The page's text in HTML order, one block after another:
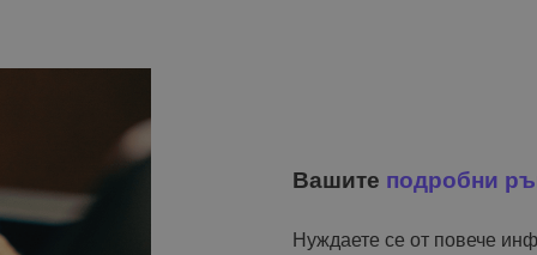
Вашите подробни
Нуждаете се от повече